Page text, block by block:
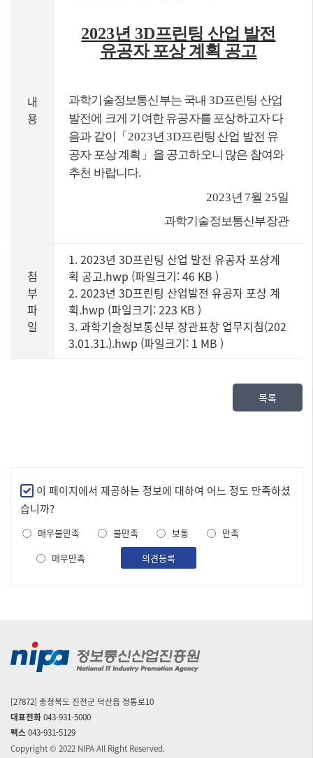
내
용
2023년 3D프린팅 산업 발전
유공자 포상 계획 공고
과학기술정보통신부는 국내 3D프린팅 산업
발전에 크게 기여한 유공자를 포상하고자 다
음과 같이
「 2023년3D프린팅 산업 발전 유
공자 포상 계획 」 을 공고하오니 많은 참여와
추천 바랍니다.
2023년 7월 25일
과학기술정보통신부장관
첨
부
파
일
1. 2023년 3D프린팅 산업 발전 유공자 포상계
획 공고.hwp (파일크기: 46 KB )
2. 2023년 3D프린팅 산업발전 유공자 포상 계
획.hwp (파일크기: 223 KB )
3. 과학기술정보통신부 장관표창 업무지침(202
3.01.31.).hwp (파일크기: 1 MB )
목록
만
족
도
조
이 페이지에서 제공하는 정보에 대하여 어느 정도 만족하셨
습니까?
매우불만족 불만족 보통
만족
매우만족
의견등록
[27872] 충청북도 진천군 덕산읍 정통로10
대표전화043-931-5000
팩스043-931-5129
Copyright © 2022 NIPA All Right Reserved.